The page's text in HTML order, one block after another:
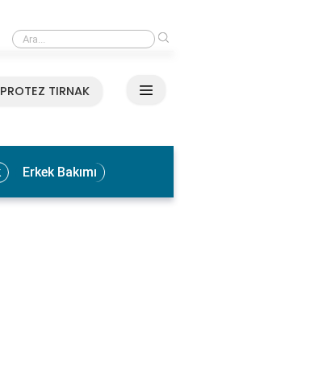
El ve Ayak Bakımı Nedir? Faydaları ve Uygulama Yöntemleri
PROTEZ TIRNAK
Erkek Bakımı